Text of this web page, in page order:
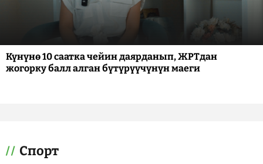
Күнүнө 10 саатка чейин даярданып, ЖРТдан
жогорку балл алган бүтүрүүчүнүн маеги
Спорт